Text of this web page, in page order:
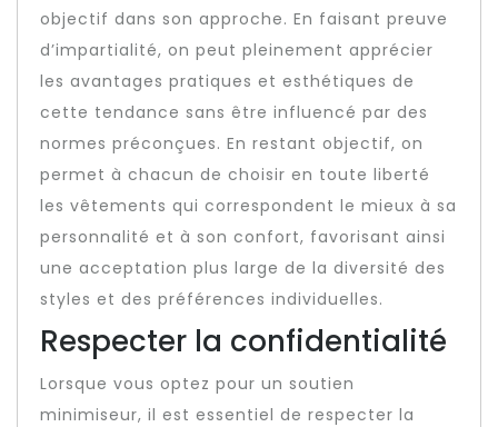
objectif dans son approche. En faisant preuve
d’impartialité, on peut pleinement apprécier
les avantages pratiques et esthétiques de
cette tendance sans être influencé par des
normes préconçues. En restant objectif, on
permet à chacun de choisir en toute liberté
les vêtements qui correspondent le mieux à sa
personnalité et à son confort, favorisant ainsi
une acceptation plus large de la diversité des
styles et des préférences individuelles.
Respecter la confidentialité
Lorsque vous optez pour un soutien
minimiseur, il est essentiel de respecter la